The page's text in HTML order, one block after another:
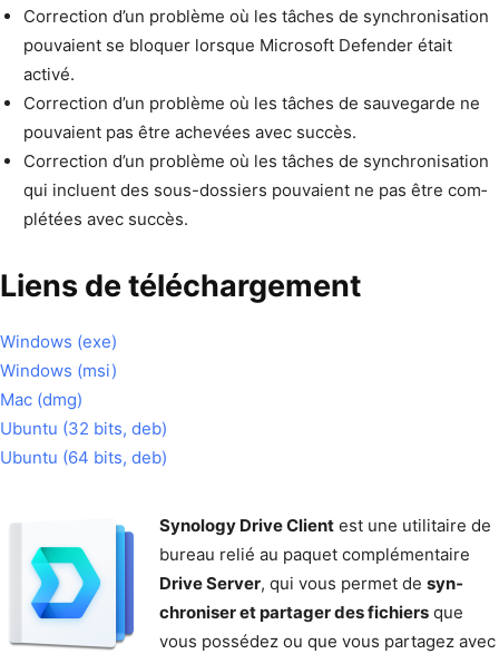
Cor­rec­tion d’un prob­lème où les tâch­es de syn­chro­ni­sa­tion
pou­vaient se blo­quer lorsque Microsoft Defend­er était
activé.
Cor­rec­tion d’un prob­lème où les tâch­es de sauve­g­arde ne
pou­vaient pas être achevées avec succès.
Cor­rec­tion d’un prob­lème où les tâch­es de syn­chro­ni­sa­tion
qui inclu­ent des sous-dossiers pou­vaient ne pas être com­
plétées avec succès.
Liens de téléchargement
Win­dows (exe)
Win­dows (msi)
Mac (dmg)
Ubun­tu (32 bits, deb)
Ubun­tu (64 bits, deb)
Syn­ol­o­gy Dri­ve Client est une util­i­taire de
bureau relié au paquet com­plé­men­taire
Dri­ve Serv­er, qui vous per­met de syn­
chro­nis­er et partager des fichiers que
vous pos­sédez ou que vous partagez avec